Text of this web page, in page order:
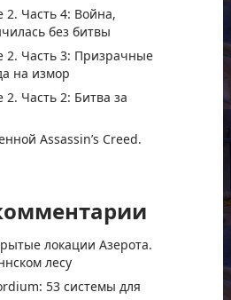
2. Часть 4: Война,
без битвы
2. Часть 3: Призрачные
на измор
2. Часть 2: Битва за
Assassin’s Creed.
локации Азерота.
лесу
53 системы для